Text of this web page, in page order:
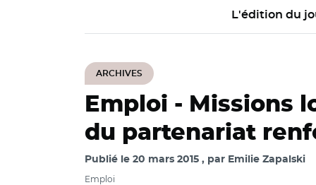
L'édition du
ARCHIVES
Emploi - Missions
du partenariat
Publié le 20 mars 2015 par Emilie Zapalski
Emploi